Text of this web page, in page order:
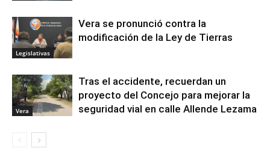
Legislativas
Vera se pronunció contra la
modificación de la Ley de Tierras
Vera
Tras el accidente, recuerdan un
proyecto del Concejo para mejorar la
seguridad vial en calle Allende Lezama